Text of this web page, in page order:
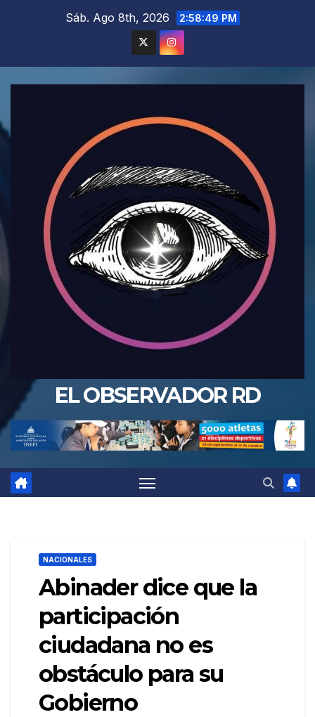
Sáb. Ago 8th, 2026 2:58:50 PM
EL OBSERVADOR RD
NACIONALES
Abinader dice que la
participación
ciudadana no es
obstáculo para su
Gobierno